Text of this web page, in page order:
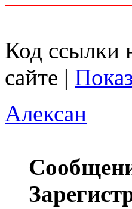
Код ссылки
сайте |
Алексан